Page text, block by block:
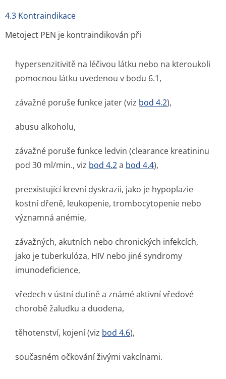
4.3 Kontraindikace
Metoject PEN je kontraindikován při
hypersenzitivitě na léčivou látku nebo na kteroukoli
pomocnou látku uvedenou v bodu 6.1,
závažné poruše funkce jater (viz bod 4.2),
abusu alkoholu,
závažné poruše funkce ledvin (clearance kreatininu
pod 30 ml/min., viz bod 4.2a bod 4.4),
preexistující krevní dyskrazii, jako je hypoplazie
kostní dřeně, leukopenie, trombocytopenie nebo
významná anémie,
závažných, akutních nebo chronických infekcích,
jako je tuberkulóza, HIV nebo jiné syndromy
imunodeficience,
vředech v ústní dutině a známé aktivní vředové
chorobě žaludku a duodena,
těhotenství, kojení (viz bod 4.6),
současném očkování živými vakcínami.